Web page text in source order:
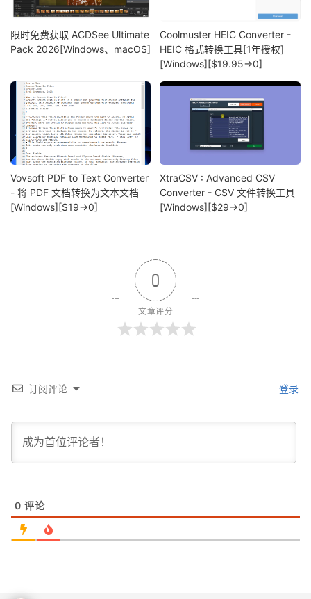
限时免费获取 ACDSee Ultimate
Pack 2026[Windows、macOS]
Coolmuster HEIC Converter -
HEIC 格式转换工具[1年授权]
[Windows][$19.95→0]
Vovsoft PDF to Text Converter
- 将 PDF 文档转换为文本文档
[Windows][$19→0]
XtraCSV : Advanced CSV
Converter - CSV 文件转换工具
[Windows][$29→0]
0
文章评分
订阅评论 登录
0 评论